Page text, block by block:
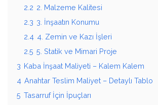
2.2 2. Malzeme Kalitesi
2.3 3. İnşaatın Konumu
2.4 4. Zemin ve Kazı İşleri
2.5 5. Statik ve Mimari Proje
3 Kaba İnşaat Maliyeti – Kalem Kalem
4 Anahtar Teslim Maliyet – Detaylı Tablo
5 Tasarruf İçin İpuçları